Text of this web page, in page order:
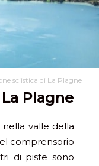
sciistica di La Plagne
Plagne
nella valle della
comprensorio
di piste sono